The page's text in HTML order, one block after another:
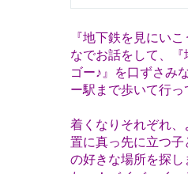
『地下鉄を見にいこ
なでお話をして、
ゴー♪』を口ずさみ
ー駅まで歩いて行っ
着くなりそれぞれ、
置に真っ先に立つ子
の好きな場所を探し